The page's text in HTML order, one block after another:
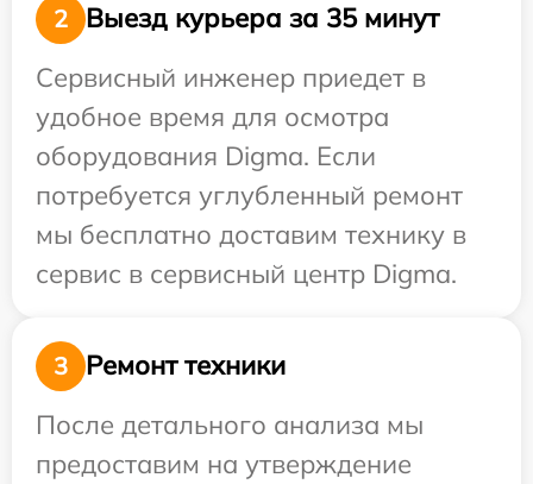
2
Выезд курьера за 35 минут
Сервисный инженер приедет в
удобное время для осмотра
оборудования Digma. Если
потребуется углубленный ремонт
мы бесплатно доставим технику в
сервис в сервисный центр Digma.
3
Ремонт техники
После детального анализа мы
предоставим на утверждение